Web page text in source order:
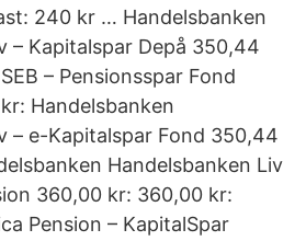
240 kr … Handelsbanken
– Kapitalspar Depå 350,44
– Pensionsspar Fond
Handelsbanken
– e-Kapitalspar Fond 350,44
Handelsbanken Liv
360,00 kr: 360,00 kr:
Pension – KapitalSpar